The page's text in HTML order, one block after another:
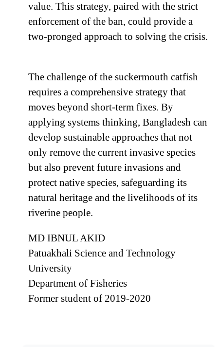
value. This strategy, paired with the strict
enforcement of the ban, could provide a
two-pronged approach to solving the crisis.
The challenge of the suckermouth catfish
requires a comprehensive strategy that
moves beyond short-term fixes. By
applying systems thinking, Bangladesh can
develop sustainable approaches that not
only remove the current invasive species
but also prevent future invasions and
protect native species, safeguarding its
natural heritage and the livelihoods of its
riverine people.
MD IBNUL AKID
Patuakhali Science and Technology
University
Department of Fisheries
Former student of 2019-2020